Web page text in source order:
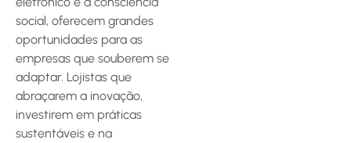
social, oferecem grandes
oportunidades para as
empresas que souberem se
adaptar. Lojistas que
abraçarem a inovação,
investirem em práticas
sustentáveis e na